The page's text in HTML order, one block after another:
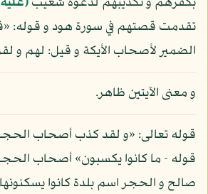
تقدمت قصتهم في سورة هود و قوله:
الضمير لأصحاب الأيكة و قيل: لهم و
و معنى الآيتين ظاهر.
قوله تعالى: «و لقد كذب أصحاب
قوله - ما كانوا يكسبون» أصحاب
صالح و الحجر اسم بلدة كانوا